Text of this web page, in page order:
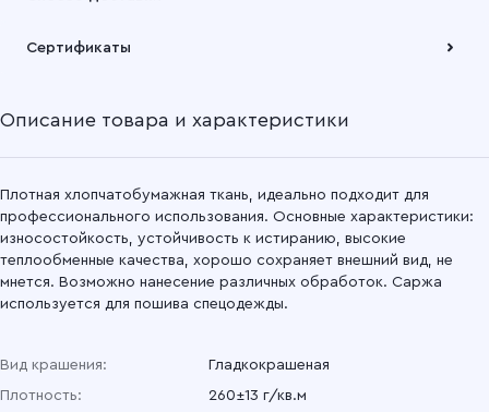
Саржа гладкокрашеная 150 см, 032 Красный
Саржа гладкокрашеная 150 см, 031 Оранжевый
Саржа гладкокрашеная 150 см, 17 Оливковый
Саржа гладкокрашеная 150 см, 02 Синий
наших складов или через транспортную компанию на Ваш
Подробнее
Сертификаты
Описание товара и характеристики
Плотная хлопчатобумажная ткань, идеально подходит для
профессионального использования. Основные характеристики:
износостойкость, устойчивость к истиранию, высокие
теплообменные качества, хорошо сохраняет внешний вид, не
мнется. Возможно нанесение различных обработок. Саржа
используется для пошива спецодежды.
Вид крашения:
Гладкокрашеная
Плотность:
260±13 г/кв.м